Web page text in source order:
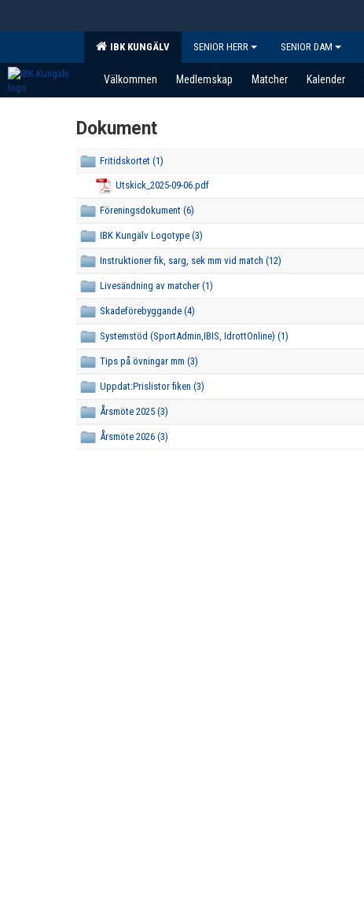
IBK KUNGÄLV SENIOR HERR SENIOR DAM
Välkommen Medlemskap Matcher Kalender
Dokument
Fritidskortet (1)
Utskick_2025-09-06.pdf
Föreningsdokument (6)
IBK Kungälv Logotype (3)
Instruktioner fik, sarg, sek mm vid match (12)
Livesändning av matcher (1)
Skadeförebyggande (4)
Systemstöd (SportAdmin,IBIS, IdrottOnline) (1)
Tips på övningar mm (3)
Uppdat:Prislistor fiken (3)
Årsmöte 2025 (3)
Årsmöte 2026 (3)